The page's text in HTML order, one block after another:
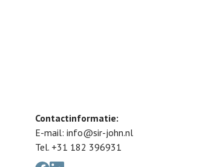
Contactinformatie:
E-mail:info@sir-john.nl
Tel. +31 182 396931